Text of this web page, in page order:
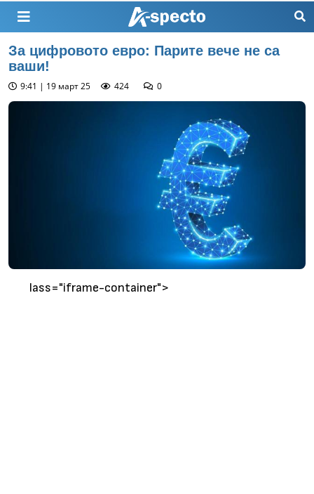
За цифровото евро: Парите вече не са
ваши!
9:41 | 19 март 25 424 0
lass="iframe-container">